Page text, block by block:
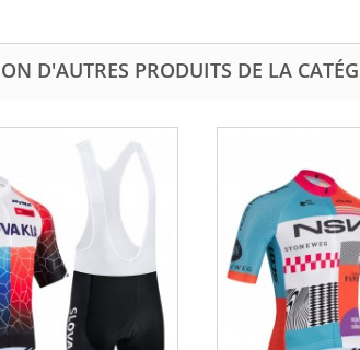
D'AUTRES PRODUITS DE LA